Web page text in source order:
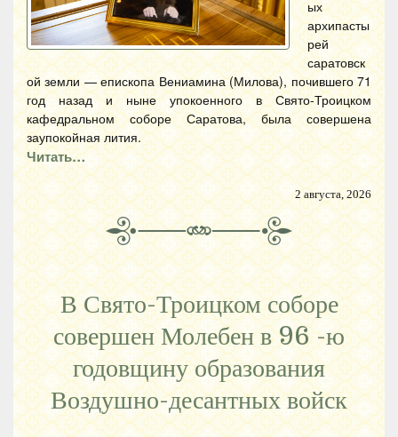
ых
архипасты
рей
саратовск
ой земли — епископа Вениамина (Милова), почившего 71
год назад и ныне упокоенного в Свято-Троицком
кафедральном соборе Саратова, была совершена
заупокойная лития.
Читать…
2 августа, 2026
В Свято-Троицком соборе
совершен Молебен в 96 -ю
годовщину образования
Воздушно-десантных войск